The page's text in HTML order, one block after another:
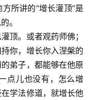
所讲的“增长灌顶”是
。
顶。或者观药师佛；
你，增长你入涅槃的
弟子，都能够在他原
点儿也没有，怎么增
学法修道，就增长他